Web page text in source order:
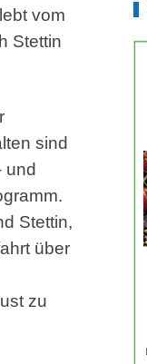
vom
Stettin
sind
und
Stettin,
über
zu